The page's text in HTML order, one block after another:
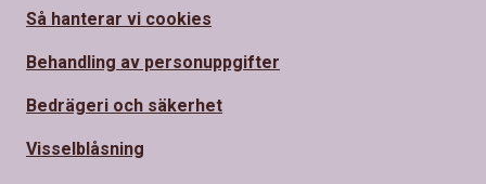
Så hanterar vi cookies
Behandling av personuppgifter
Bedrägeri och säkerhet
Visselblåsning